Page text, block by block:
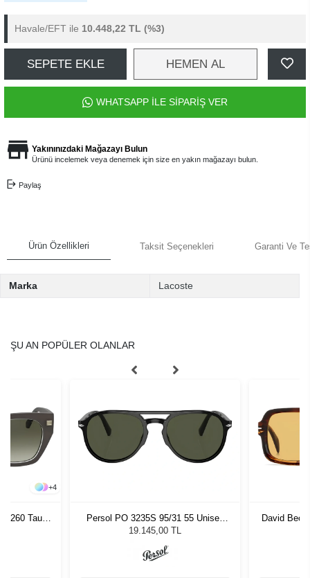
Havale/EFT ile 10.448,22 TL (%3)
SEPETE EKLE HEMEN AL
WHATSAPP İLE SİPARİŞ VER
Yakınınızdaki Mağazayı Bulun
Ürünü incelemek veya denemek için size en yakın mağazayı bulun.
Paylaş
Ürün Özellikleri Taksit Seçenekleri Garanti Ve
Marka Lacoste
ŞU AN POPÜLER OLANLAR
+4
260 Taupe
Persol PO 3235S 95/31 55 Unisex
Güneş Gözlüğü
19.145,00 TL
David